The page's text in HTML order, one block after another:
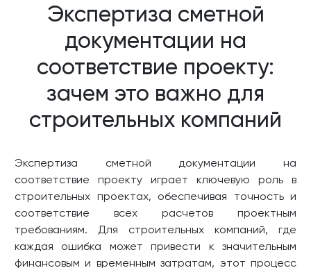
Экспертиза сметной
документации на
соответствие проекту:
зачем это важно для
строительных компаний
Экспертиза сметной документации на
соответствие проекту играет ключевую роль в
строительных проектах, обеспечивая точность и
соответствие всех расчетов проектным
требованиям. Для строительных компаний, где
каждая ошибка может привести к значительным
финансовым и временным затратам, этот процесс